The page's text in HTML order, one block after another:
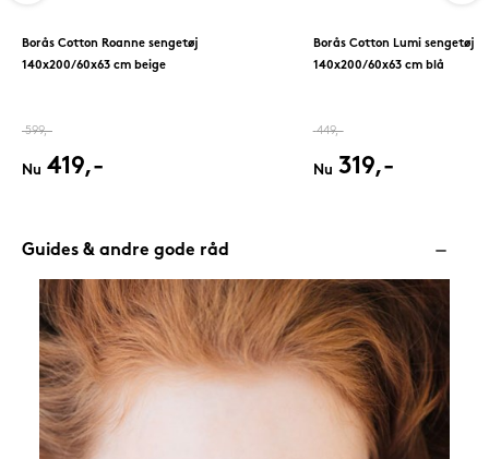
Borås Cotton Roanne sengetøj
140x200/60x63 cm beige
599,-
Nu 419,-
Borås Cotton Lumi sengetøj
140x200/60x63 cm blå
449,-
Nu 319,-
Guides & andre gode råd